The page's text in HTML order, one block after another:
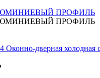
ПРОФИЛЬ
ПРОФИЛЬ
Оконно-дверная холодная